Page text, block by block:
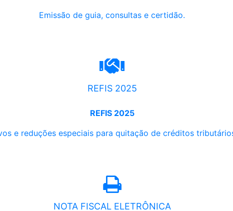
Emissão de guia, consultas e certidão.
REFIS 2025
REFIS 2025
e reduções especiais para quitação de créditos
NOTA FISCAL ELETRÔNICA